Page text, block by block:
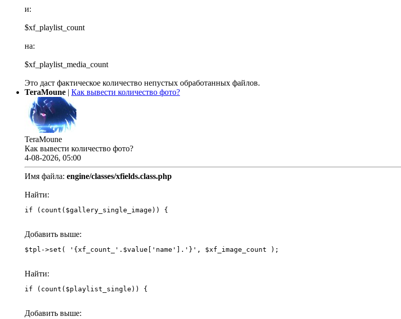
и:
$xf_playlist_count
на:
$xf_playlist_media_count
Это даст фактическое количество непустых обработанных файлов.
TeraMoune | Как вывести количество фото?
TeraMoune
Как вывести количество фото?
4-08-2026, 05:00
Имя файла: engine/classes/xfields.class.php
Найти:
if (count($gallery_single_image)) {
Добавить выше:
Найти:
if (count($playlist_single)) {
Добавить выше: